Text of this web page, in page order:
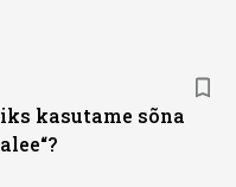
kasutame sõna